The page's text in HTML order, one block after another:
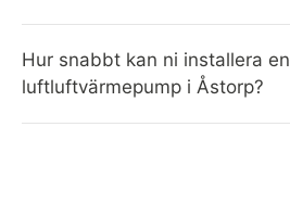
Hur snabbt kan ni installera en
luftluftvärmepump i Åstorp?